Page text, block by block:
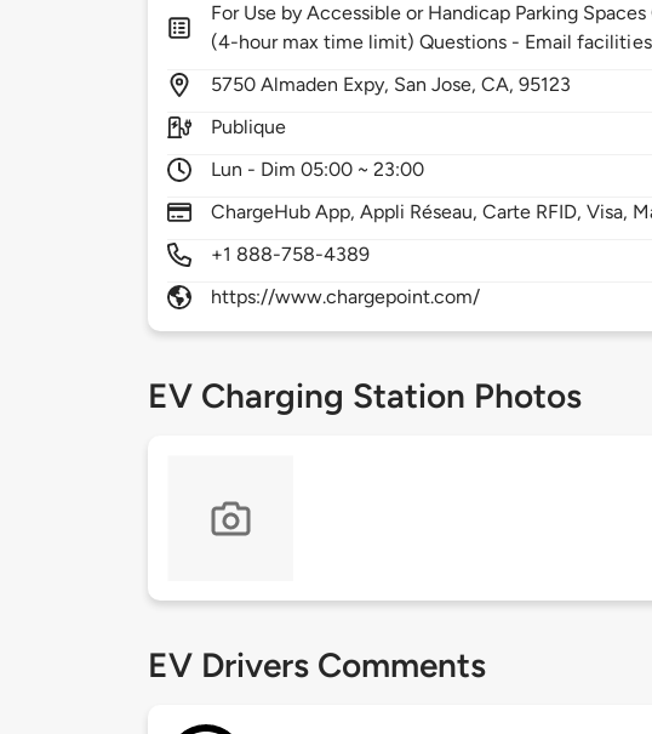
For Use by Accessible or Handicap Parking
(4-hour max time limit) Questions - Email
5750Almaden Expy, San Jose,CA,95123
Publique
Lun - Dim 05:00 ~ 23:00
ChargeHub App, Appli Réseau, Carte RFID, Visa,
+1 888-758-4389
https://www.chargepoint.com/
EV Charging Station Photos
EV Drivers Comments